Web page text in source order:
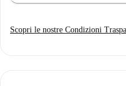
Scopri le nostre Condizioni